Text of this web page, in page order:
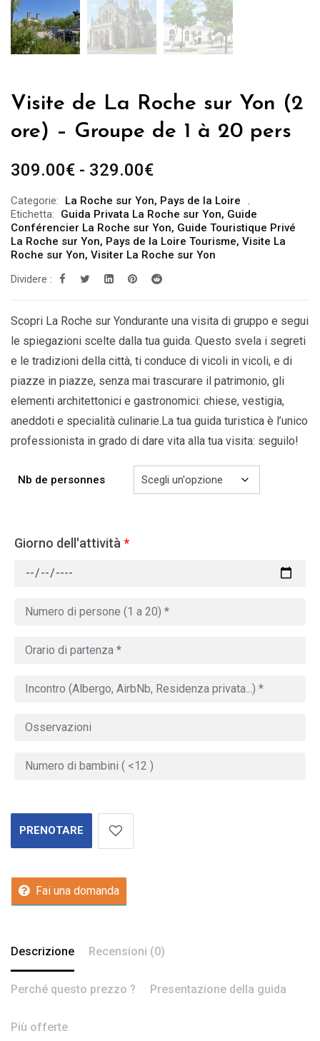
Visite de La Roche sur Yon (2
ore) – Groupe de 1 à 20 pers
309.00€ - 329.00€Fascia
prezzo:
da
309.00€
a
329.00€
Categorie: La Roche sur Yon, Pays de la Loire
Etichetta:
Guida Privata La Roche sur Yon, Guide
Conférencier La Roche sur Yon, Guide Touristique Privé
La Roche sur Yon, Pays de la Loire Tourisme, Visite La
Roche sur Yon, Visiter La Roche sur Yon
Dividere :
Scopri La Roche sur Yondurante una visita di gruppo e segui
le spiegazioni scelte dalla tua guida. Questo svela i segreti
e le tradizioni della città, ti conduce di vicoli in vicoli, e di
piazze in piazze, senza mai trascurare il patrimonio, gli
elementi architettonici e gastronomici: chiese, vestigia,
aneddoti e specialità culinarie.La tua guida turistica è l’unico
professionista in grado di dare vita alla tua visita: seguilo!
Nb de personnes
Giorno dell'attività *
PRENOTARE
Fai una domanda
Descrizione Recensioni (0)
Perché questo prezzo ? Presentazione della guida
Più offerte